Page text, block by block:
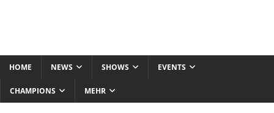
HOME NEWS SHOWS EVENTS
CHAMPIONS MEHR